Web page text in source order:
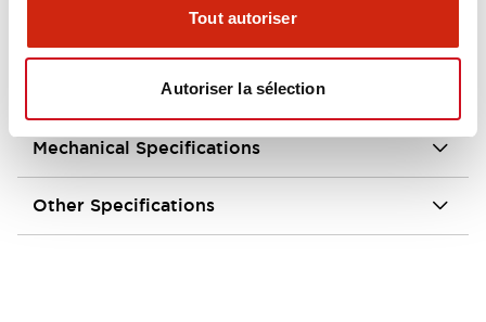
Tout autoriser
Autoriser la sélection
Spécifications +
Environmental Specifications
Mechanical Specifications
Other Specifications